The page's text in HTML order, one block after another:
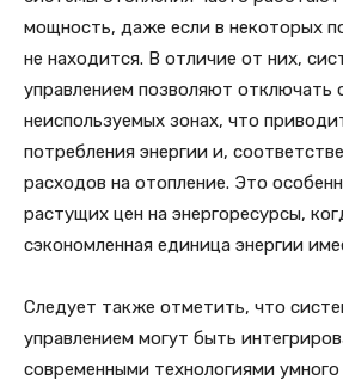
мощность, даже если в некоторых
не находится. В отличие от них,
управлением позволяют отключать
неиспользуемых зонах, что
потребления энергии и,
расходов на отопление. Это
растущих цен на энергоресурсы,
сэкономленная единица энергии
Следует также отметить, что
управлением могут быть
современными технологиями